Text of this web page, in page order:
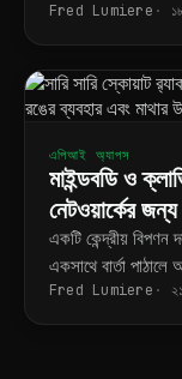
Fred Lumiere
এপিআই অ্যাপস
মাইন্ডবডি ও
নেটওয়ার্কের
একটি কেন্দ্রীয় বিপণন
একসাথে বার্তা
Fred Lumiere